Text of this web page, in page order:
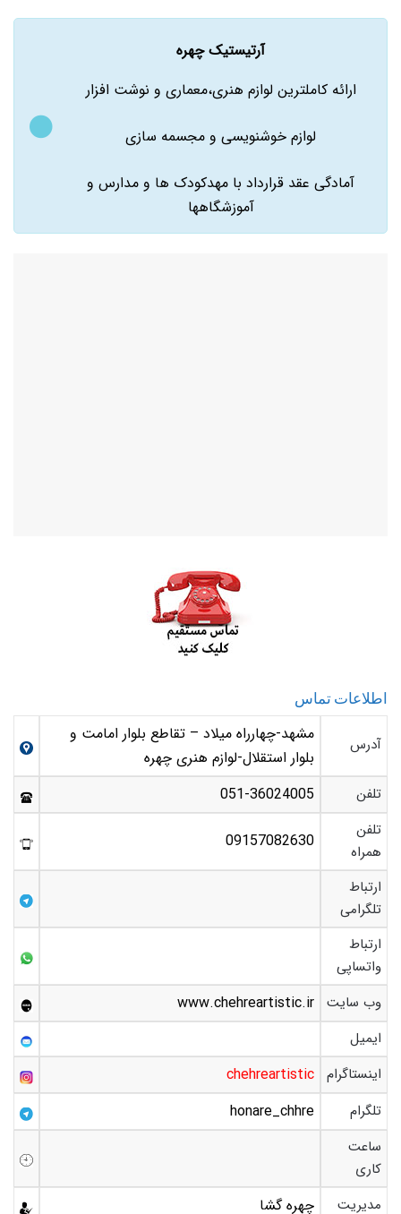
آرتیستیک چهره
ارائه کاملترین لوازم هنری،معماری و نوشت افزار
لوازم خوشنویسی و مجسمه سازی
آمادگی عقد قرارداد با مهدکودک ها و مدارس و
آموزشگاهها
اطلاعات تماس
آدرس
مشهد-چهارراه میلاد – تقاطع بلوار امامت و
بلوار استقلال-لوازم هنری چهره
تلفن 051-36024005
تلفن
همراه
09157082630
ارتباط
تلگرامی
ارتباط
واتساپی
وب سایت www.chehreartistic.ir
ایمیل
اینستاگرام chehreartistic
تلگرام honare_chhre
ساعت
کاری
مدیریت
چهره گشا